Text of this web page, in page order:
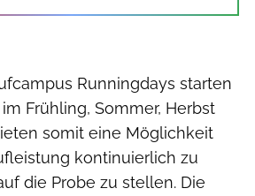
Runningdays starten
Frühling, Sommer, Herbst
somit eine Möglichkeit
kontinuierlich zu
die Probe zu stellen. Die